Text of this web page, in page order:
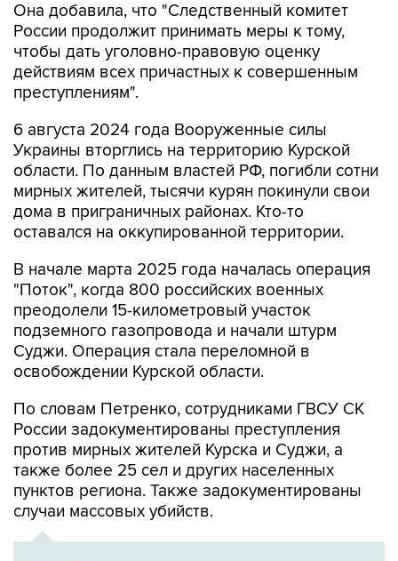
Она добавила, что "Cледственный комитет
России продолжит принимать меры к тому,
чтобы дать уголовно-правовую оценку
действиям всех причастных к совершенным
преступлениям".
6 августа 2024 года Вооруженные силы
Украины вторглись на территорию Курской
области. По данным властей РФ, погибли сотни
мирных жителей, тысячи курян покинули свои
дома в приграничных районах. Кто-то
оставался на оккупированной территории.
В начале марта 2025 года началась операция
"Поток", когда 800 российских военных
преодолели 15-километровый участок
подземного газопровода и начали штурм
Суджи. Операция стала переломной в
освобождении Курской области.
По словам Петренко, сотрудниками ГВСУ СК
России задокументированы преступления
против мирных жителей Курска и Суджи, а
также более 25 сел и других населенных
пунктов региона. Также задокументированы
случаи массовых убийств.